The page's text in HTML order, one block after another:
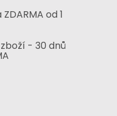
od 1
- 30 dnů